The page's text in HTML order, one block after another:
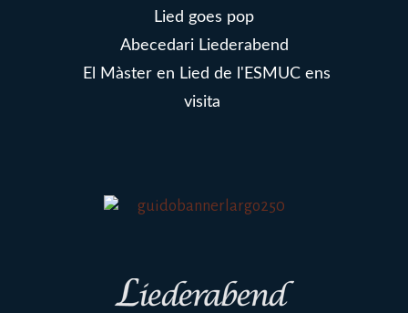
Lied goes pop
Abecedari Liederabend
El Màster en Lied de l'ESMUC ens
visita